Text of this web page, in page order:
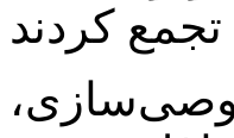
قبل از خصوصی‌سازی،